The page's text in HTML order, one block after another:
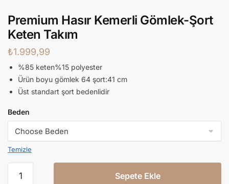
Premium Hasır Kemerli Gömlek-Şort
Keten Takım
₺1.999,99
%85 keten%15 polyester
Ürün boyu gömlek 64 şort:41 cm
Üst standart şort bedenlidir
Beden
Temizle
Sepete Ekle